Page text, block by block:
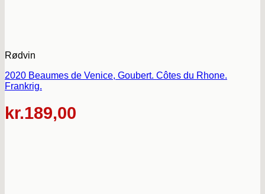
Rødvin
2020 Beaumes de Venice, Goubert. Côtes du Rhone.
Frankrig.
kr.189,00